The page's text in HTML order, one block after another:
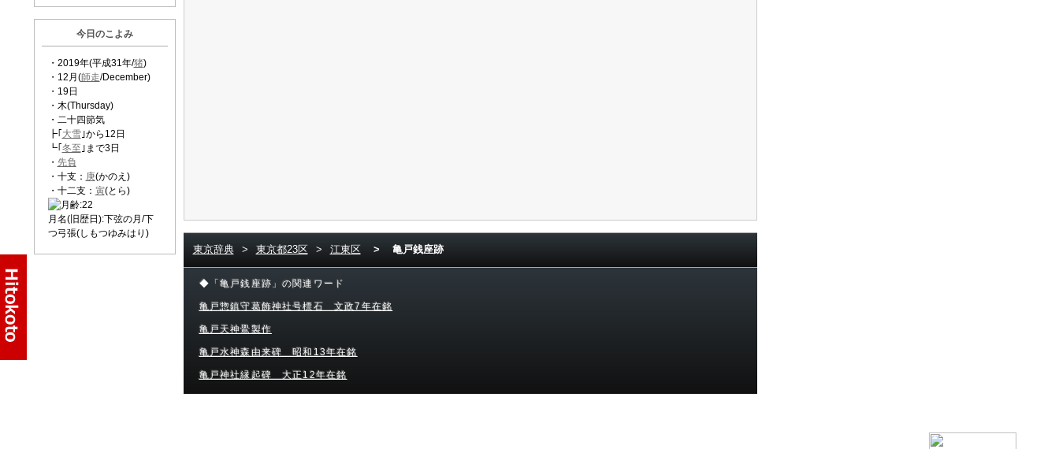
今日のこよみ
・2019年(平成31年/猪)
・12月(師走/December)
・19日
・木(Thursday)
・二十四節気
┣｢ 大雪｣から12日
┗｢ 冬至 ｣まで3日
・ 先負
・十支： 庚(かのえ)
・十二支： 寅(とら)
月名(旧歴日):下弦の月/下
つ弓張(しもつゆみはり)
東京辞典 > 東京都23区 > 江東区 > 亀戸銭座跡
◆「亀戸銭座跡」の関連ワード
亀戸惣鎮守葛飾神社号標石 文政7年在銘
亀戸天神鷽製作
亀戸水神森由来碑 昭和13年在銘
亀戸神社縁起碑 大正12年在銘